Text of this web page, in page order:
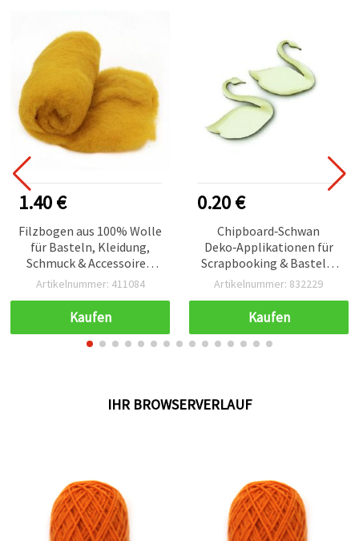
1.40 €
Filzbogen aus 100% Wolle
für Basteln, Kleidung,
Schmuck & Accessoires,
700 x 600 mm, Gelb – 50 g
Artikelnummer: 411084
Kaufen
0.20 €
Chipboard‑Schwan
Deko‑Applikationen für
Scrapbooking & Basteln,
40×45×1 mm – 2 Stück
Artikelnummer: 832229
Kaufen
IHR BROWSERVERLAUF